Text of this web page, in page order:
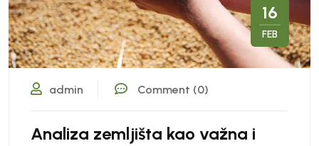
16
FEB
admin Comment (0)
Analiza zemljišta kao važna i